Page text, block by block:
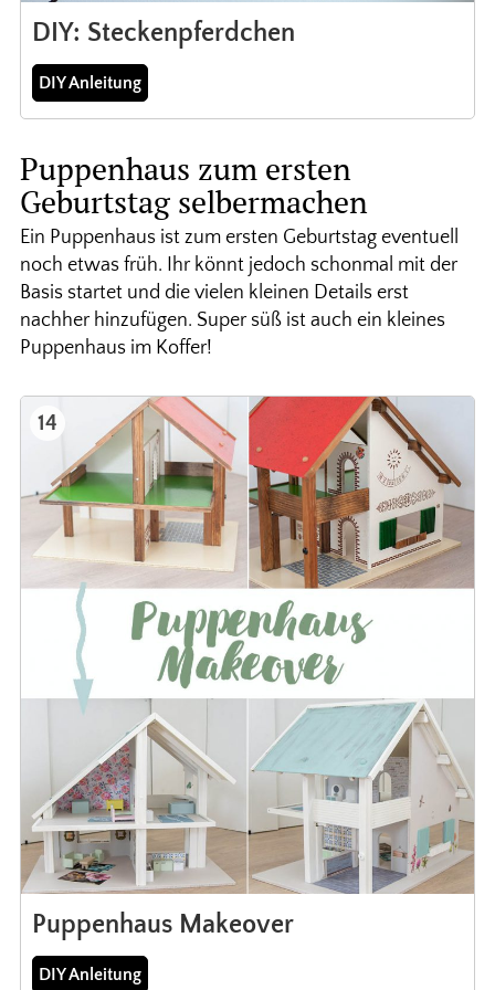
DIY: Steckenpferdchen
DIY Anleitung
Puppenhaus zum ersten
Geburtstag selbermachen
Ein Puppenhaus ist zum ersten Geburtstag eventuell
noch etwas früh. Ihr könnt jedoch schonmal mit der
Basis startet und die vielen kleinen Details erst
nachher hinzufügen. Super süß ist auch ein kleines
Puppenhaus im Koffer!
14
Puppenhaus Makeover
DIY Anleitung